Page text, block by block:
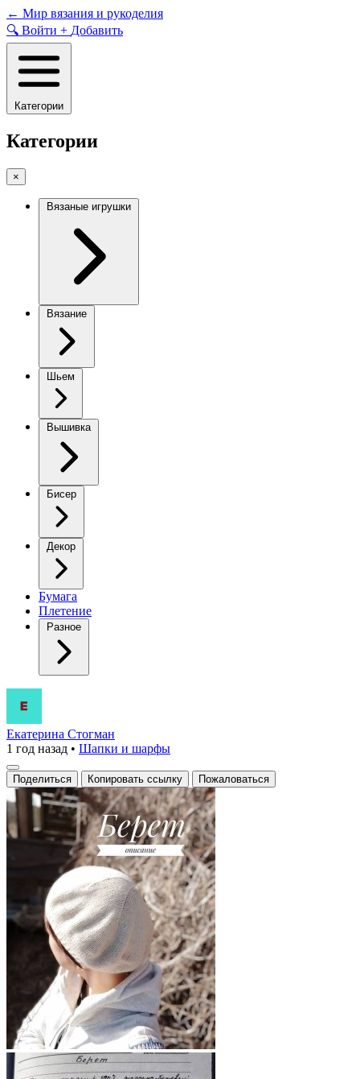
Skip
to
content
← Мир вязания и рукоделия
🔍 Войти + Добавить
Категории
Категории
×
Вязаные игрушки
Вязание
Шьем
Вышивка
Бисер
Декор
Бумага
Плетение
Разное
Берет
Екатерина Стогман
1 год назад • Шапки и шарфы
Поделиться Копировать ссылку Пожаловаться